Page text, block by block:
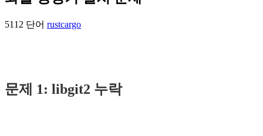
5112 단어 rustcargo
문제 1: libgit2 누락